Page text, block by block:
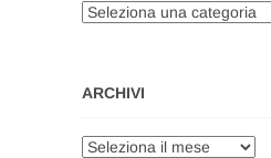
Categorie
ARCHIVI
Archivi